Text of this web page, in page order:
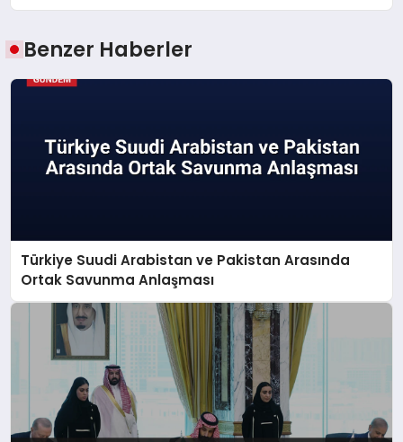
Benzer Haberler
Türkiye Suudi Arabistan ve Pakistan Arasında
Ortak Savunma Anlaşması